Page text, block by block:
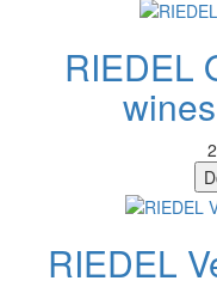
RIEDEL
RIEDEL